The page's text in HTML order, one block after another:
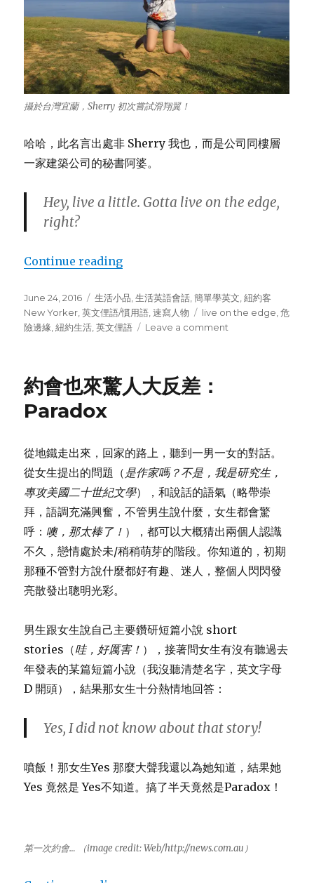
攝於台灣宜蘭，Sherry 初次嘗試滑翔翼！
哈哈，此名言出處非 Sherry 我也，而是公司同樓層
一家建築公司的秘書阿婆。
Hey, live a little. Gotta live on the edge,
right?
Continue reading
Posted
on
June 24, 2016 Categories
生活小品,生活英語會話,簡單學英文,紐約客
New Yorker,英文俚語/慣用語,速寫人物 Tags
live on the edge,危
險邊緣,紐約生活,英文俚語 Leave a comment
去
Live
on
the
edge!
約會也來驚人大反差：
Paradox
從地鐵走出來，回家的路上，聽到一男一女的對話。
從女生提出的問題（ 是作家嗎？不是，我是研究生，
專攻美國二十世紀文學），和說話的語氣（略帶崇
拜，語調充滿興奮，不管男生說什麼，女生都會驚
呼： 噢，那太棒了！ ），都可以大概猜出兩個人認識
不久，戀情處於未/稍稍萌芽的階段。你知道的，初期
那種不管對方說什麼都好有趣、迷人，整個人閃閃發
亮散發出聰明光彩。
男生跟女生說自己主要鑽研短篇小說 short
stories（哇，好厲害！ ），接著問女生有沒有聽過去
年發表的某篇短篇小說（我沒聽清楚名字，英文字母
D 開頭），結果那女生十分熱情地回答：
Yes, I did not know about that story!
噴飯！那女生Yes 那麼大聲我還以為她知道，結果她
Yes 竟然是 Yes不知道。搞了半天竟然是Paradox！
第一次約會… （image credit: Web/http://news.com.au）